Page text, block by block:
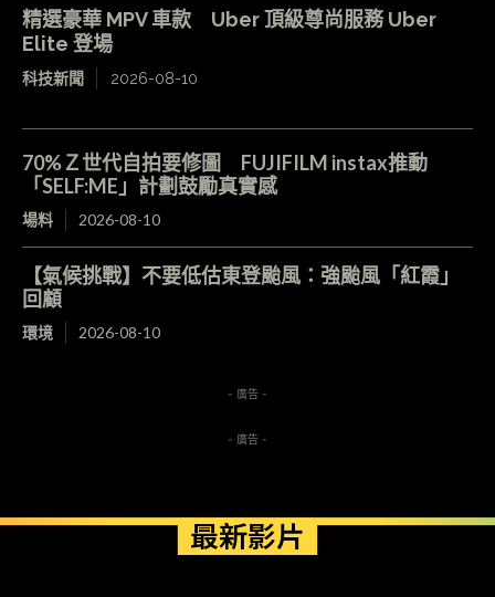
精選豪華 MPV 車款 Uber 頂級尊尚服務 Uber
Elite 登場
科技新聞 2026-08-10
70%Ｚ世代自拍要修圖 FUJIFILM instax推動
「SELF:ME」計劃鼓勵真實感
場料 2026-08-10
【氣候挑戰】不要低估東登颱風：強颱風「紅霞」
回顧
環境 2026-08-10
- 廣告 -
- 廣告 -
最新影片